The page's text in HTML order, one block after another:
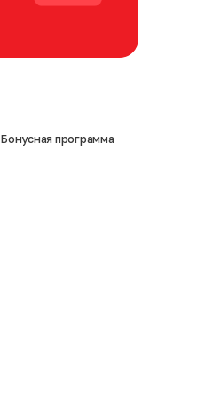
Бонусная программа